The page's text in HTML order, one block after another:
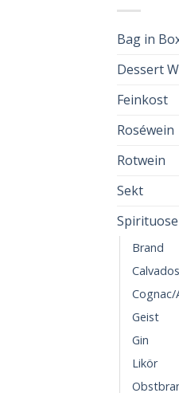
Bag in
Dessert
Feinkost
Roséwein
Rotwein
Sekt
Brand
Calvados
Cognac/
Geist
Gin
Likör